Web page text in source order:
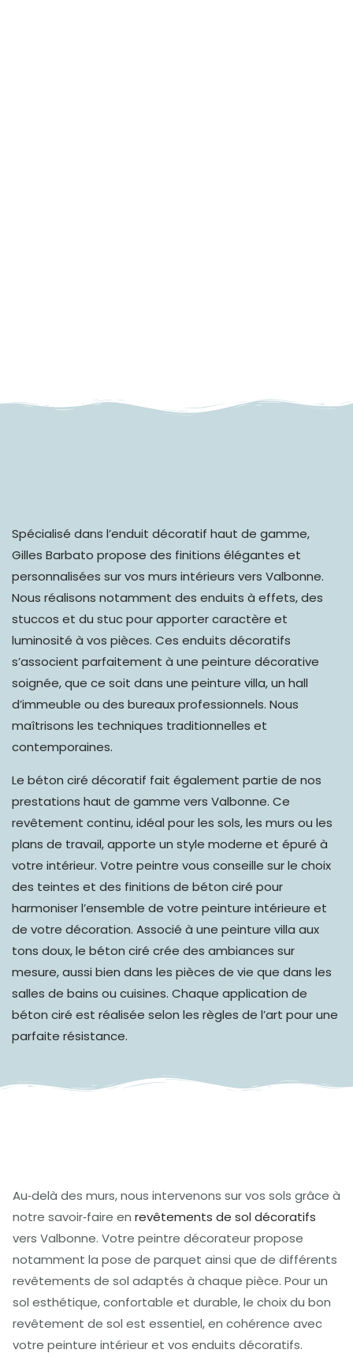
Spécialisé dans l’enduit décoratif haut de gamme,
Gilles Barbato propose des finitions élégantes et
personnalisées sur vos murs intérieurs vers Valbonne.
Nous réalisons notamment des enduits à effets, des
stuccos et du stuc pour apporter caractère et
luminosité à vos pièces. Ces enduits décoratifs
s’associent parfaitement à une peinture décorative
soignée, que ce soit dans une peinture villa, un hall
d’immeuble ou des bureaux professionnels. Nous
maîtrisons les techniques traditionnelles et
contemporaines.
Le béton ciré décoratif fait également partie de nos
prestations haut de gamme vers Valbonne. Ce
revêtement continu,idéal pour les sols,les murs ou les
plans de travail, apporte un style moderne et épuré à
votre intérieur. Votre peintre vous conseille sur le choix
des teintes et des finitions de béton ciré pour
harmoniser l’ensemble de votre peinture intérieure et
de votre décoration. Associé à une peinture villa aux
tons doux, le béton ciré crée des ambiances sur
mesure, aussi bien dans les pièces de vie que dans les
salles de bains ou cuisines. Chaque application de
béton ciré est réalisée selon les règles de l’art pour une
parfaite résistance.
Au‑delà des murs, nous intervenons sur vos sols grâce à
notre savoir‑faire en revêtements de sol décoratifs
vers Valbonne. Votre peintre décorateur propose
notamment la pose de parquet ainsi que de différents
revêtements de sol adaptés à chaque pièce. Pour un
sol esthétique, confortable et durable, le choix du bon
revêtement de sol est essentiel, en cohérence avec
votre peinture intérieur et vos enduits décoratifs.